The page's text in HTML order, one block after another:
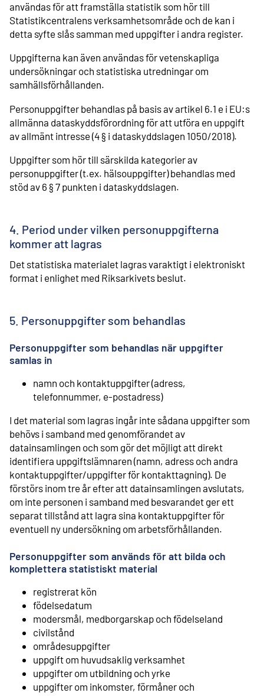
användas för att framställa statistik som hör till
Statistikcentralens verksamhetsområde och de kan i
detta syfte slås samman med uppgifter i andra register.
Uppgifterna kan även användas för vetenskapliga
undersökningar och statistiska utredningar om
samhällsförhållanden.
Personuppgifter behandlas på basis av artikel 6.1 e i EU:s
allmänna dataskyddsförordning för att utföra en uppgift
av allmänt intresse (4 § i dataskyddslagen 1050/2018).
Uppgifter som hör till särskilda kategorier av
personuppgifter (t.ex. hälsouppgifter) behandlas med
stöd av 6 § 7 punkten i dataskyddslagen.
4. Period under vilken personuppgifterna
kommer att lagras
Det statistiska materialet lagras varaktigt i elektroniskt
format i enlighet med Riksarkivets beslut.
5. Personuppgifter som behandlas
Personuppgifter som behandlas när uppgifter
samlas in
namn och kontaktuppgifter (adress,
telefonnummer, e-postadress)
I det material som lagras ingår inte sådana uppgifter som
behövs i samband med genomförandet av
datainsamlingen och som gör det möjligt att direkt
identifiera uppgiftslämnaren (namn, adress och andra
kontaktuppgifter/uppgifter för kontakttagning). De
förstörs inom tre år efter att datainsamlingen avslutats,
om inte personen i samband med besvarandet ger ett
separat tillstånd att lagra sina kontaktuppgifter för
eventuell ny undersökning om arbetsförhållanden.
Personuppgifter som används för att bilda och
komplettera statistiskt material
registrerat kön
födelsedatum
modersmål, medborgarskap och födelseland
civilstånd
områdesuppgifter
uppgift om huvudsaklig verksamhet
uppgifter om utbildning och yrke
uppgifter om inkomster, förmåner och